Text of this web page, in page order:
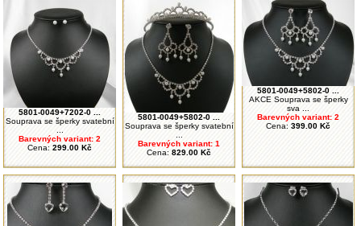
5801-0049+7202-0 ...
Souprava se šperky svatební
Barevných variant: 2
Cena: 299.00 Kč
5801-0049+5802-0 ...
Souprava se šperky svatební
Barevných variant: 1
Cena: 829.00 Kč
5801-0049+5802-0 ...
AKCE Souprava se šperky
sva ...
Barevných variant: 2
Cena: 399.00 Kč